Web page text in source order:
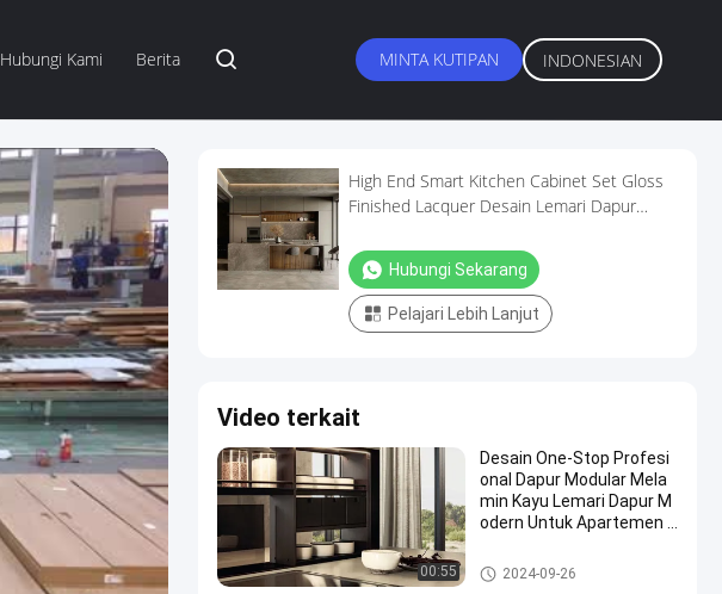
Hubungi Kami Berita MINTA KUTIPAN INDONESIAN
High End Smart Kitchen Cabinet Set Gloss
Finished Lacquer Desain Lemari Dapur
Hubungi Sekarang
Pelajari Lebih Lanjut
Video terkait
00:55
Desain One-Stop Profesi
onal Dapur Modular Mela
min Kayu Lemari Dapur M
odern Untuk Apartemen V
Kabinet Dapur Melamin
2024-09-26